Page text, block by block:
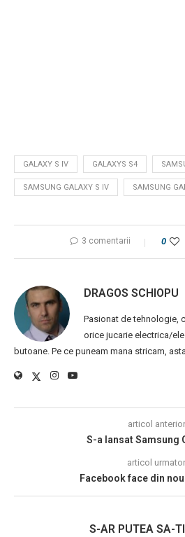
GALAXY S IV GALAXYS S4
SAMSUNG GALAXY S IV SAMSUNG
3 comentarii 0
DRAGOS SCHIOPU
Pasionat de tehnologie,
orice jucarie electrica/
butoane. Pe ce puneam mana stricam,
articol anterior
S-a lansat Samsung
articol urmator
Facebook face din
S-AR PUTEA SA-